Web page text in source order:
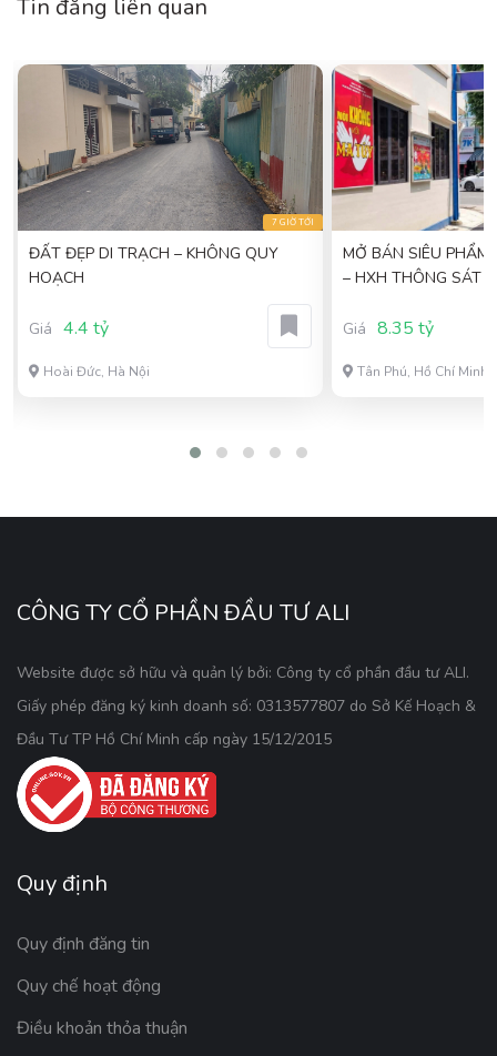
Tin đăng liên quan
7 GIỜ TỚI
ĐẤT ĐẸP DI TRẠCH – KHÔNG QUY
HOẠCH
Giá 4.4 tỷ
Hoài Đức, Hà Nội
MỞ BÁN SIÊU PHẨM – ĐỐI DIỆN ĐHCT
– HXH THÔNG SÁT
Giá 8.35 tỷ
Tân Phú, Hồ Chí Minh
CÔNG TY CỔ PHẦN ĐẦU TƯ ALI
Website được sở hữu và quản lý bởi: Công ty cổ phần đầu tư ALI.
Giấy phép đăng ký kinh doanh số: 0313577807 do Sở Kế Hoạch &
Đầu Tư TP Hồ Chí Minh cấp ngày 15/12/2015
Quy định
Quy định đăng tin
Quy chế hoạt động
Điều khoản thỏa thuận